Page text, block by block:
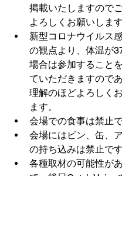
掲載いたしますので
よろしくお願いしま
新型コロナウイルス
の観点より、体温が
場合は参加すること
ていただきますので
理解のほどよろしく
ます。
会場での食事は禁止
会場にはビン、缶、
の持ち込みは禁止で
各種取材の可能性が
で、後日Catch Voice